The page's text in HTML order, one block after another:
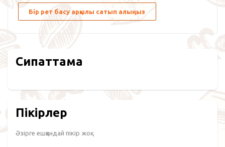
Бір рет басу арқылы сатып алыңыз
Сипаттама
Пікірлер
Әзірге ешқандай пікір жоқ.